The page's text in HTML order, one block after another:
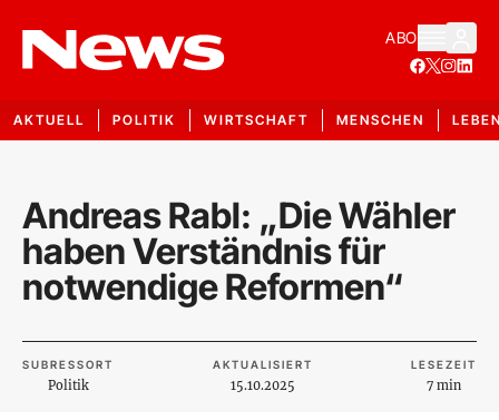
ABO
AKTUELL POLITIK WIRTSCHAFT MENSCHEN
Andreas Rabl: „Die Wähler
haben Verständnis für
notwendige Reformen“
SUBRESSORT
Politik
AKTUALISIERT
15.10.2025
LESEZEIT
7 min